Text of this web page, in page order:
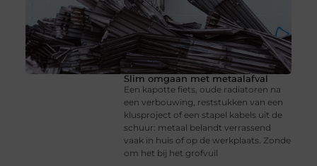
Slim omgaan met metaalafval
Een kapotte fiets, oude radiatoren na
een verbouwing, reststukken van een
klusproject of een stapel kabels uit de
schuur: metaal belandt verrassend
vaak in huis of op de werkplaats. Zonde
om het bij het grofvuil